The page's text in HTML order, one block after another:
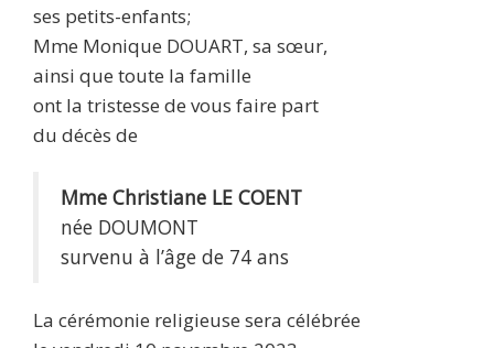
ses petits-enfants;
Mme Monique DOUART, sa sœur,
ainsi que toute la famille
ont la tristesse de vous faire part
du décès de
Mme Christiane LE COENT
née DOUMONT
survenu à l’âge de 74 ans
La cérémonie religieuse sera célébrée